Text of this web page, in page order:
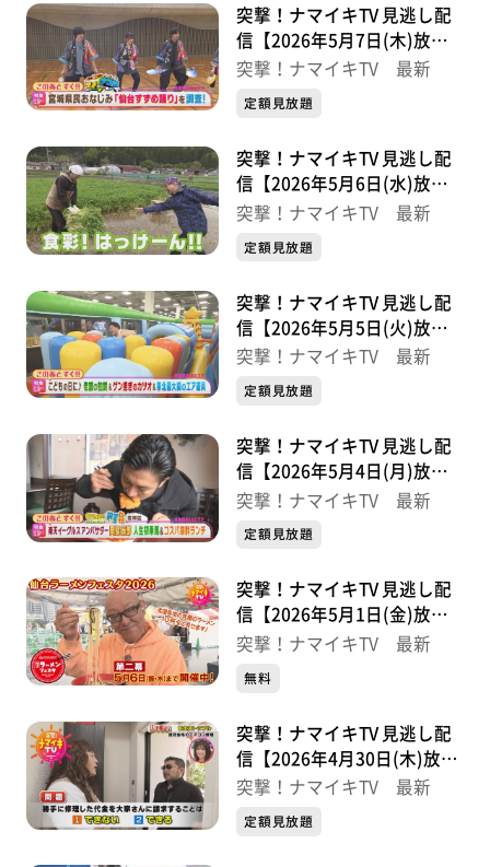
突撃！ナマイキTV 見逃し配
信【2026年5月7日(木)放送
分】
突撃！ナマイキTV 最新
定額見放題
突撃！ナマイキTV 見逃し配
信【2026年5月6日(水)放送
分】
突撃！ナマイキTV 最新
定額見放題
突撃！ナマイキTV 見逃し配
信【2026年5月5日(火)放送
分】
突撃！ナマイキTV 最新
定額見放題
突撃！ナマイキTV 見逃し配
信【2026年5月4日(月)放送
分】
突撃！ナマイキTV 最新
定額見放題
突撃！ナマイキTV 見逃し配
信【2026年5月1日(金)放送
分】
突撃！ナマイキTV 最新
無料
突撃！ナマイキTV 見逃し配
信【2026年4月30日(木)放送
分】
突撃！ナマイキTV 最新
定額見放題